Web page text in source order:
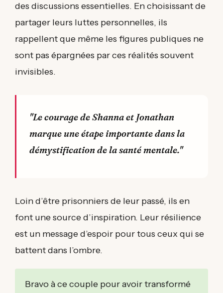
des discussions essentielles. En choisissant de
partager leurs luttes personnelles, ils
rappellent que même les figures publiques ne
sont pas épargnées par ces réalités souvent
invisibles.
"Le courage de Shanna et Jonathan
marque une étape importante dans la
démystification de la santé mentale."
Loin d’être prisonniers de leur passé, ils en
font une source d’inspiration. Leur résilience
est un message d’espoir pour tous ceux qui se
battent dans l’ombre.
Bravo à ce couple pour avoir transformé